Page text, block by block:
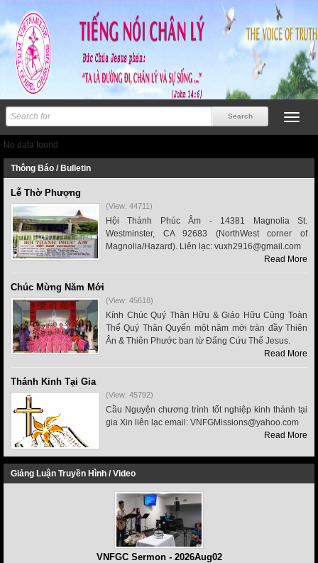
No data found
Thông Báo / Bulletin
Lễ Thờ Phượng
(View: 44711)
Hội Thánh Phúc Âm - 14381 Magnolia St.
Westminster, CA 92683 (NorthWest corner of
Magnolia/Hazard). Liên lạc: vuxh2916@gmail.com
Read More
Chúc Mừng Năm Mới
(View: 45618)
Kính Chúc Quý Thân Hữu & Giáo Hữu Cùng Toàn
Thể Quý Thân Quyến một năm mới tràn đầy Thiên
Ân & Thiên Phước ban từ Đấng Cứu Thế Jesus.
Read More
Thánh Kinh Tại Gia
(View: 45792)
Cầu Nguyện chương trình tốt nghiệp kinh thánh tại
gia Xin liên lạc email: VNFGMissions@yahoo.com
Read More
Giảng Luận Truyền Hình / Video
VNFGC Sermon - 2026Aug02